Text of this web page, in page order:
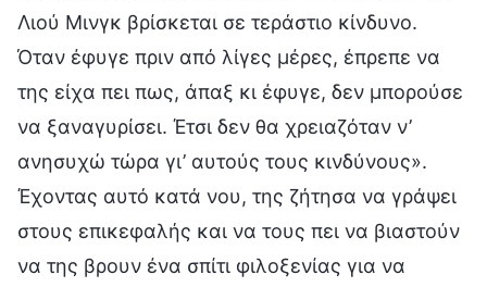
Λιού Μινγκ βρίσκεται σε τεράστιο κίνδυνο.
Όταν έφυγε πριν από λίγες μέρες, έπρεπε να
της είχα πει πως, άπαξ κι έφυγε, δεν μπορούσε
να ξαναγυρίσει. Έτσι δεν θα χρειαζόταν ν’
ανησυχώ τώρα γι’ αυτούς τους κινδύνους».
Έχοντας αυτό κατά νου, της ζήτησα να γράψει
στους επικεφαλής και να τους πει να βιαστούν
να της βρουν ένα σπίτι φιλοξενίας για να